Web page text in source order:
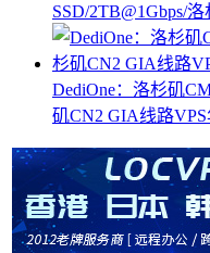
SSD/2TB@1Gbps/
DediOne：洛杉矶
矶CN2 GIA线路